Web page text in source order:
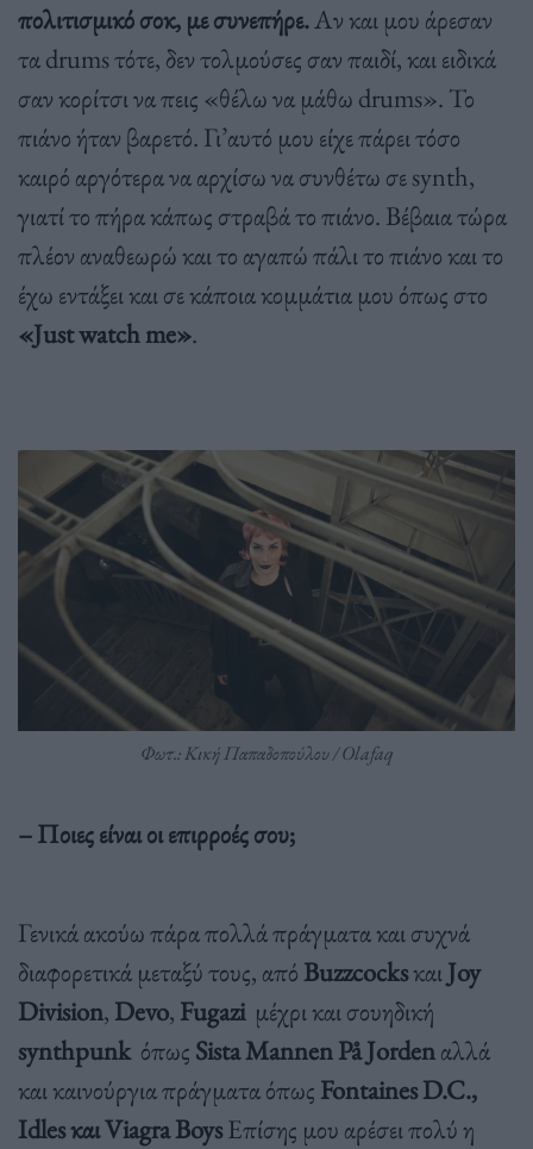
πολιτισμικό σοκ, με συνεπήρε.Αν και μου άρεσαν
τα drums τότε, δεν τολμούσες σαν παιδί, και ειδικά
σαν κορίτσι να πεις «θέλω να μάθω drums». Το
πιάνο ήταν βαρετό. Γι’αυτό μου είχε πάρει τόσο
καιρό αργότερα να αρχίσω να συνθέτω σε synth,
γιατί το πήρα κάπως στραβά το πιάνο. Βέβαια τώρα
πλέον αναθεωρώ και το αγαπώ πάλι το πιάνο και το
έχω εντάξει και σε κάποια κομμάτια μου όπως στο
«Just watch me».
Φωτ.: Κική Παπαδοπούλου / Olafaq
– Ποιες είναι οι επιρροές σου;
Γενικά ακούω πάρα πολλά πράγματα και συχνά
διαφορετικά μεταξύ τους, απόBuzzcocksκαιJoy
Division, Devo, Fugaziμέχρι και σουηδική
synthpunkόπως Sista Mannen På Jordenαλλά
και καινούργια πράγματα όπως Fontaines D.C.,
Idles και Viagra BoysΕπίσης μου αρέσει πολύ η